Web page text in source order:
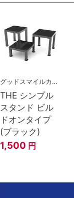
グッドスマイルカンパニー
THE シンプル
スタンド ビル
ドオンタイプ
(ブラック)
1,500 円